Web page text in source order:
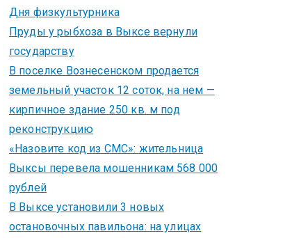
Дня физкультурника
Пруды у рыбхоза в Выксе вернули
государству
В поселке Вознесенском продается
земельный участок 12 соток, на нем —
кирпичное здание 250 кв. м под
реконструкцию
«Назовите код из СМС»: жительница
Выксы перевела мошенникам 568 000
рублей
В Выксе установили 3 новых
остановочных павильона: на улицах